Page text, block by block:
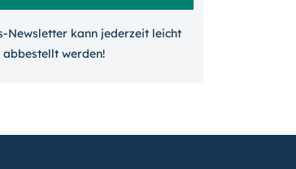
Newsletter kann jeder­zeit leicht
ab­bestellt werden!